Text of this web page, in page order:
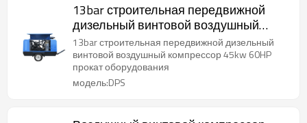
топлива. Созданные для эксплуатации в
экстремальных условиях, компрессоры Jinjing
изготавливаются из высокопрочных
материалов, гарантирующих их долговечность.
13bar строительная передвижной
дизельный винтовой воздушный
компрессор 45kw 60HP прокат
оборудования
13bar строительная передвижной дизельный
винтовой воздушный компрессор 45kw 60HP
прокат оборудования
модель:DPS